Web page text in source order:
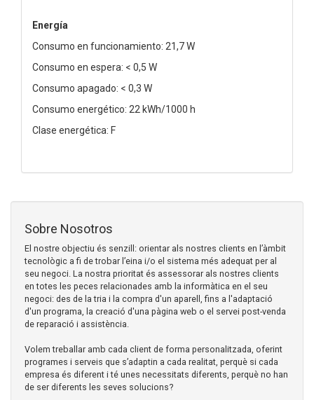
Energía
Consumo en funcionamiento: 21,7 W
Consumo en espera: < 0,5 W
Consumo apagado: < 0,3 W
Consumo energético: 22 kWh/1000 h
Clase energética: F
Sobre Nosotros
El nostre objectiu és senzill: orientar als nostres clients en l’àmbit
tecnològic a fi de trobar l’eina i/o el sistema més adequat per al
seu negoci. La nostra prioritat és assessorar als nostres clients
en totes les peces relacionades amb la informàtica en el seu
negoci: des de la tria i la compra d'un aparell, fins a l'adaptació
d'un programa, la creació d'una pàgina web o el servei post-venda
de reparació i assistència.
Volem treballar amb cada client de forma personalitzada, oferint
programes i serveis que s’adaptin a cada realitat, perquè si cada
empresa és diferent i té unes necessitats diferents, perquè no han
de ser diferents les seves solucions?